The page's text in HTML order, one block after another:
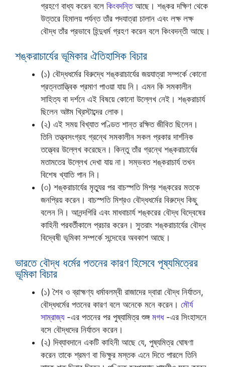
গ্রহণে বাধ্য করেন বলে কিংবদন্তিআছে। শঙ্কর দক্ষিণ থেকে
উত্তরে হিমালয় পর্যন্ত তাঁর পদযাত্রা চালান এবং লক্ষ লক্ষ
বৌদ্ধ তাঁর প্রভাবে হিন্দুধর্ম গ্রহণ করেন বলে কিংবদন্তী আছে।
শঙ্করাচার্যের ভূমিকার ঐতিহাসিক বিচার
(১) বৌদ্ধধর্মের বিরুদ্ধে শঙ্করাচার্যের জয়যাত্রা সম্পর্কে কোনো
প্রত্নতাত্ত্বিক প্রমাণ পাওয়া যায় নি। এমন কি সমকালীন
সাহিত্য বা দর্শনে এই বিষয়ে কোনো উল্লেখ নেই। শঙ্করাচার্য
ছিলেন অষ্টম খ্রিস্টাব্দের লোক।
(২) এই সময় বিখ্যাত পণ্ডিত শান্ত রক্ষিত জীবিত ছিলেন।
তিনি তত্ত্বসংগ্রহ গ্রন্থে সমকালীন সকল প্রকার দার্শনিক
তত্ত্বের উল্লেখ করেছেন। কিন্তু তাঁর গ্রন্থে শঙ্করাচার্যের
মতামতের উল্লেখ দেখা যায় না। সম্ভবত শঙ্করাচার্য তখন
বিশেষ খ্যাতি পান নি।
(৩) শঙ্করাচার্যের মৃত্যুর পর বাচস্পতি মিশ্র শঙ্করের মতকে
জনপ্রিয় করেন। বাচস্পতি মিশ্রও বৌদ্ধধর্মের বিরুদ্ধে কিছু
বলেন নি। আনন্দগিরি এবং মাধবাচার্য শঙ্করের বৌদ্ধ বিদ্বেষের
কাহিনী পরবর্তীকালে প্রচার করেন। সুতরাং শঙ্করাচার্যের বৌদ্ধ
বিদ্বেষী ভূমিকা সম্পর্কে সন্দেহের অবকাশ আছে।
ভারতে বৌদ্ধ ধর্মের পতনের কারণ হিসেবে পূষ্যমিত্রের
ভূমিকা বিচার
(১) শৈব ও ব্রাহ্মণ্য ধর্মাবলম্বী রাজাদের দ্বারা বৌদ্ধ নির্যাতন,
বৌদ্ধধর্মের পতনের কারণ বলে অনেকে মনে করেন। মৌর্য
সাম্রাজ্য-এর পতনের পর পুষ্যামিত্র শুঙ্গ মগধ-এর সিংহাসনে
বসে বৌদ্ধদের নির্যাতন করেন।
(২) দিব্যাবদানে একটি কাহিনী আছে যে, পুষ্যমিত্র ঘোষণা
করেন তাকে শ্রমণ বা ভিক্ষুর মস্তক এনে দিতে পারলে তিনি